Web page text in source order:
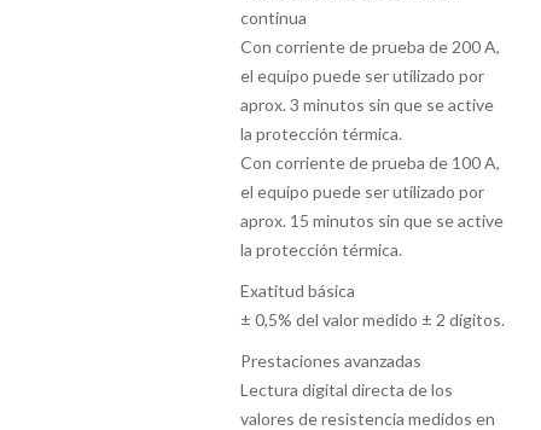
continua
Con corriente de prueba de 200 A,
el equipo puede ser utilizado por
aprox. 3 minutos sin que se active
la protección térmica.
Con corriente de prueba de 100 A,
el equipo puede ser utilizado por
aprox. 15 minutos sin que se active
la protección térmica.
Exatitud básica
± 0,5% del valor medido ± 2 dígitos.
Prestaciones avanzadas
Lectura digital directa de los
valores de resistencia medidos en